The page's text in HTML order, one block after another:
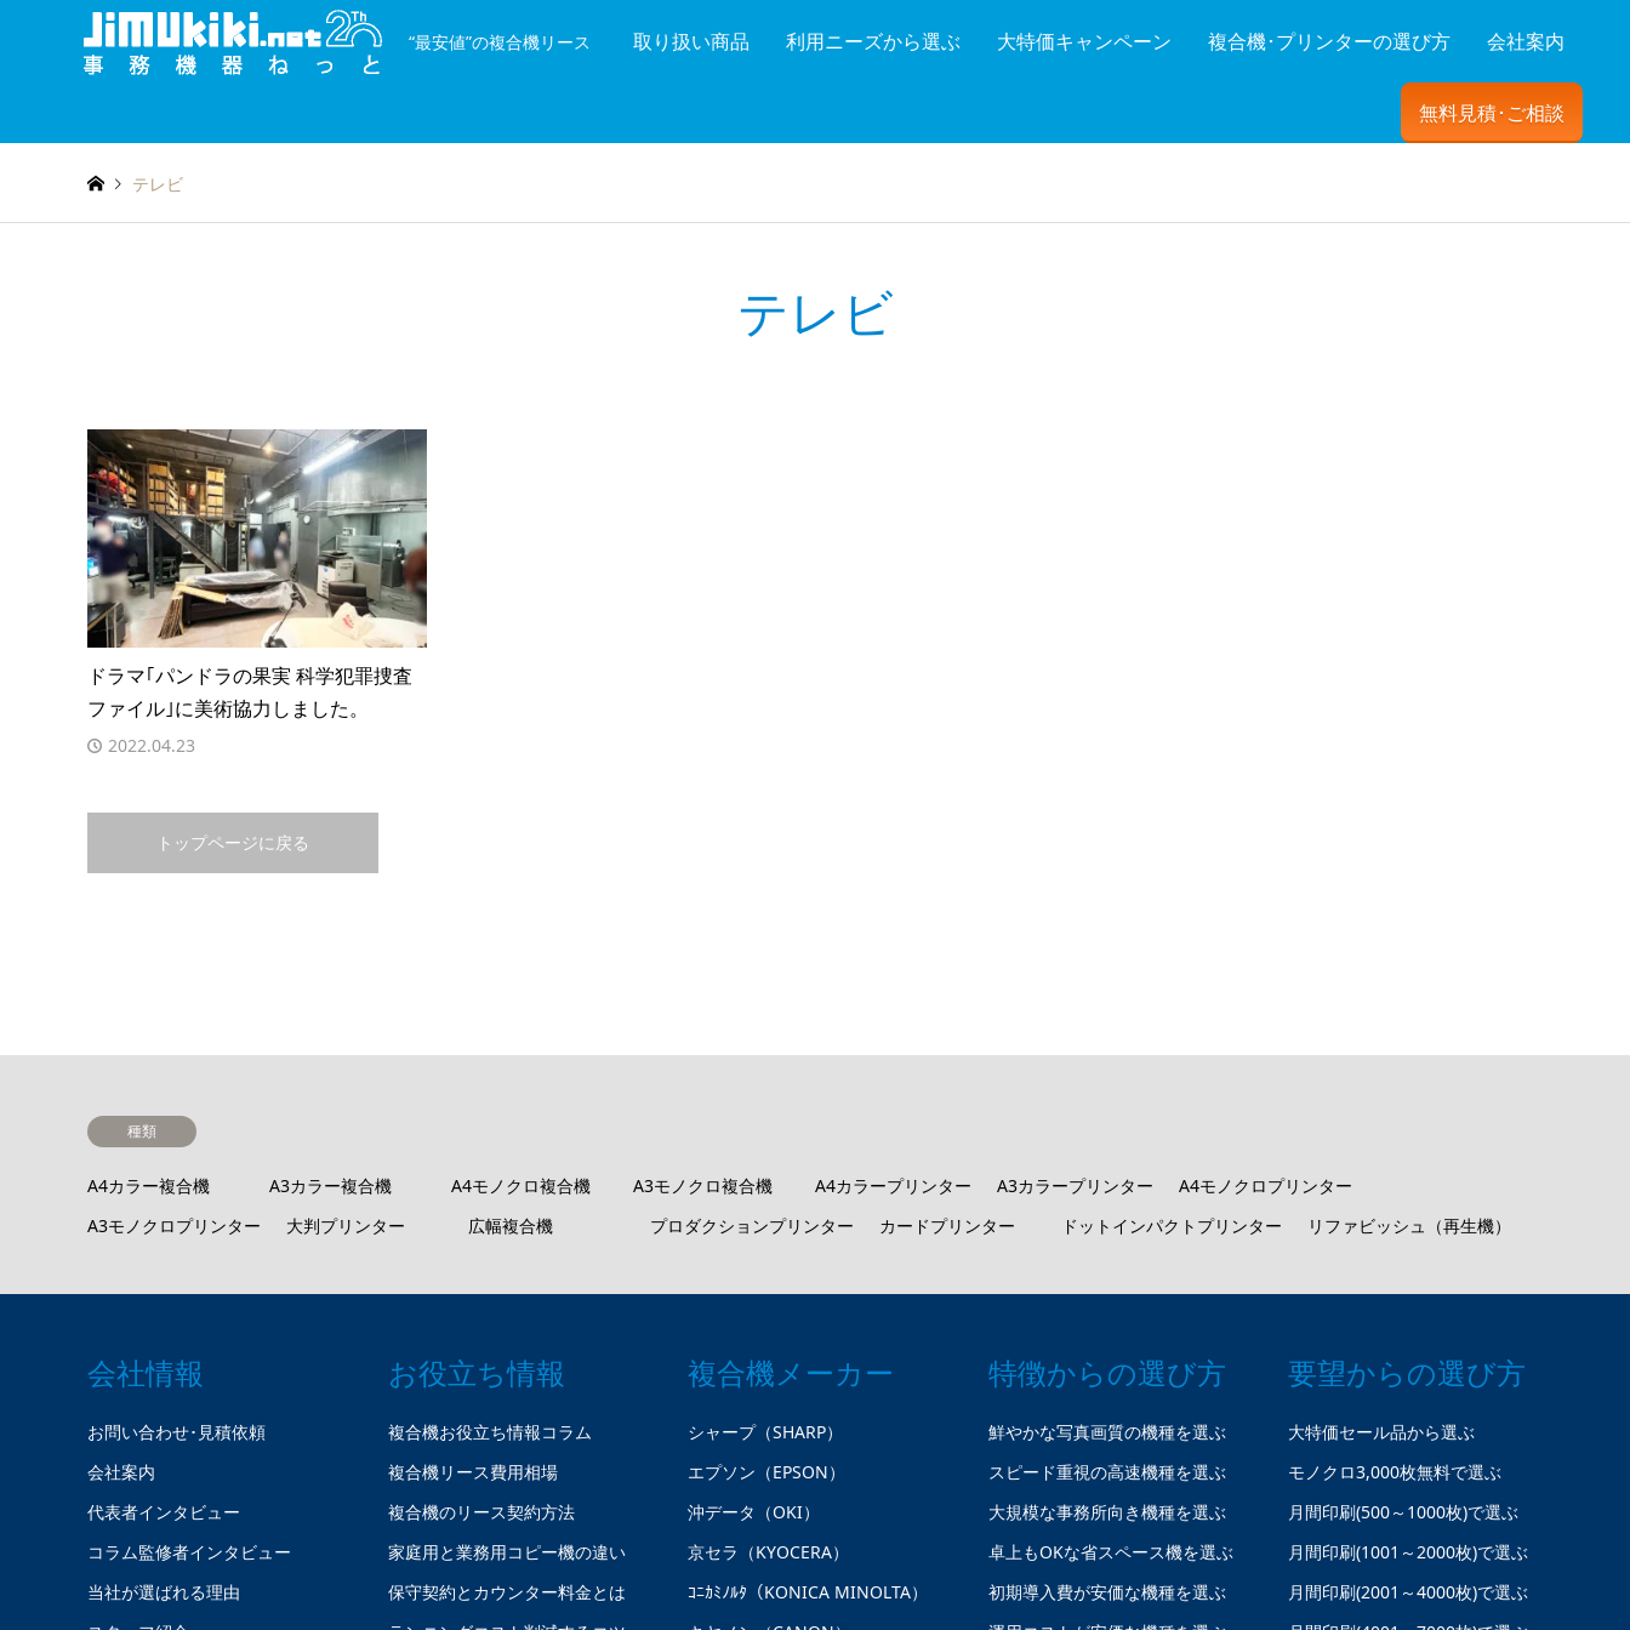
“最安値”の複合機リース 取り扱い商品 利用ニーズから選ぶ 大特価キャンペーン 複合機･プリンターの選び方 会社案内
無料見積･ご相談
テレビ
テレビ
ドラマ｢パンドラの果実 科学犯罪捜査
ファイル｣に美術協力しました。
2022.04.23
トップページに戻る
種類
A4カラー複合機 A3カラー複合機 A4モノクロ複合機 A3モノクロ複合機 A4カラープリンター A3カラープリンター
A4モノクロプリンター
A3モノクロプリンター
大判プリンター 広幅複合機 プロダクションプリンター カードプリンター ドットインパクトプリンター リファビッシュ（再生機）
会社情報
お問い合わせ･見積依頼
会社案内
代表者インタビュー
コラム監修者インタビュー
当社が選ばれる理由
お役立ち情報
複合機お役立ち情報コラム
複合機リース費用相場
複合機のリース契約方法
家庭用と業務用コピー機の違い
保守契約とカウンター料金とは
複合機メーカー
シャープ（SHARP）
エプソン（EPSON）
沖データ（OKI）
京セラ（KYOCERA）
ｺﾆｶﾐﾉﾙﾀ（KONICA MINOLTA）
特徴からの選び方
鮮やかな写真画質の機種を選ぶ
スピード重視の高速機種を選ぶ
大規模な事務所向き機種を選ぶ
卓上もOKな省スペース機を選ぶ
初期導入費が安価な機種を選ぶ
要望からの選び方
大特価セール品から選ぶ
モノクロ3,000枚無料で選ぶ
月間印刷(500～1000枚)で選ぶ
月間印刷(1001～2000枚)で選ぶ
月間印刷(2001～4000枚)で選ぶ